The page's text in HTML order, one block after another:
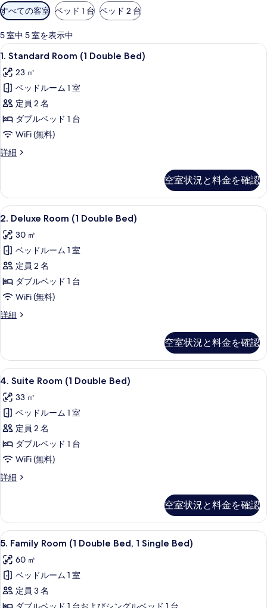
利
用
可
能
な
客
室
の
り
込
み
すべての客室 ベッド 1 台 ベッド 2 台
5 室中 5 室を表示中
1.
Standard
Room
(1
Double
Bed)
の
す
の
写
真
を
表
示
す
る
1. Standard Room (1 Double Bed) |
5
1. Standard Room (1 Double Bed)
23 ㎡
ベッドルーム 1 室
定員 2 名
ダブルベッド 1 台
WiFi (無料)
詳細
1.
Double
Bed)
の
細
空室状況と料金を確認
2.
Deluxe
Room
(1
Double
Bed)
の
す
の
写
真
を
表
示
す
る
4
2. Deluxe Room (1 Double Bed)
30 ㎡
ベッドルーム 1 室
定員 2 名
ダブルベッド 1 台
WiFi (無料)
詳細
2.
Double
Bed)
の
細
空室状況と料金を確認
4.
Suite
Room
(1
Double
Bed)
の
す
の
写
真
を
表
示
4. Suite Room (1 Double Bed) | WiFi (
6
4. Suite Room (1 Double Bed)
33 ㎡
ベッドルーム 1 室
定員 2 名
ダブルベッド 1 台
WiFi (無料)
詳細
4.
Double
Bed)
の
細
空室状況と料金を確認
5.
Family
Room
(1
Double
5. Family Room (1 Double Bed, 1
7
5. Family Room (1 Double Bed, 1 Single Bed)
60 ㎡
ベッドルーム 1 室
定員 3 名